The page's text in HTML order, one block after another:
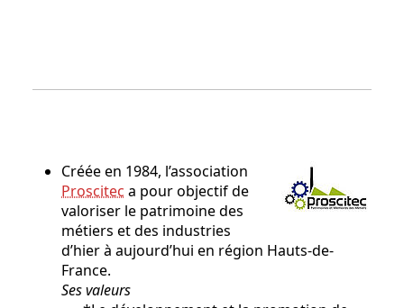
Créée en 1984, l’association
Proscitec a pour objectif de
valoriser le patrimoine des
métiers et des industries
d’hier à aujourd’hui en région Hauts-de-
France.
Ses valeurs